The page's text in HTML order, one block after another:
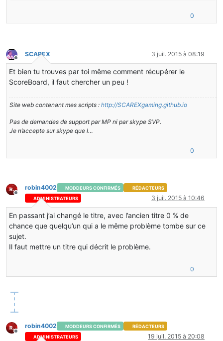
0
Hors-ligne
SCAREX 3 juil. 2015 à 08:19
Et bien tu trouves par toi même comment récupérer le
ScoreBoard, il faut chercher un peu !
Site web contenant mes scripts : http://SCAREXgaming.github.io
Pas de demandes de support par MP ni par skype SVP.
Je n’accepte sur skype que l…
0
Hors-ligne
robin4002 MODDEURS CONFIRMÉS
RÉDACTEURS
ADMINISTRATEURS
3 juil. 2015 à 10:46
En passant j’ai changé le titre, avec l’ancien titre 0 % de
chance que quelqu’un qui a le même problème tombe sur ce
sujet.
Il faut mettre un titre qui décrit le problème.
0
Hors-ligne
robin4002 MODDEURS CONFIRMÉS
RÉDACTEURS
ADMINISTRATEURS
19 juil. 2015 à 20:08